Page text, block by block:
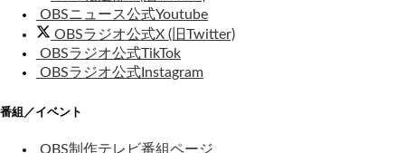
OBSニュース公式Youtube
OBSラジオ公式X (旧Twitter)
OBSラジオ公式TikTok
OBSラジオ公式Instagram
番組／イベント
OBS制作テレビ番組ページ